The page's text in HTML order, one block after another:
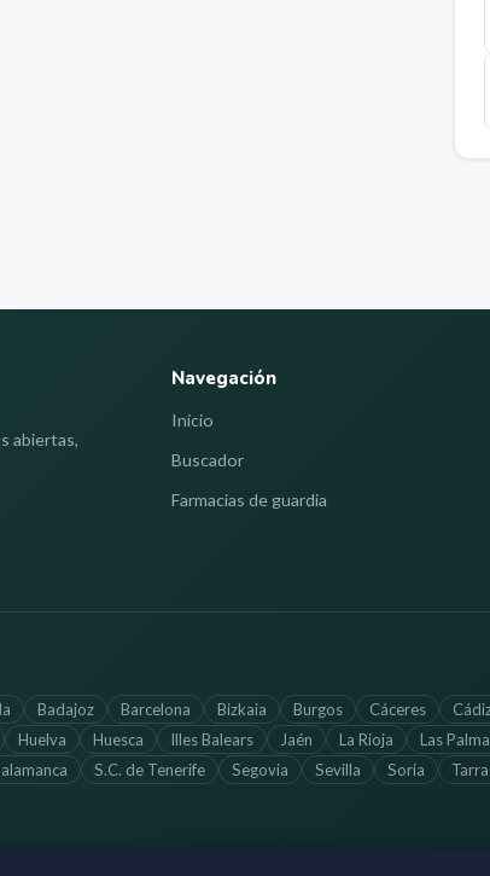
abiertas,
Navegación
Inicio
Buscador
Farmacias de guardia
Badajoz Barcelona Bizkaia Burgos Cáceres
Huelva Huesca Illes Balears Jaén La Rioja Las
S.C. de Tenerife Segovia Sevilla Soria